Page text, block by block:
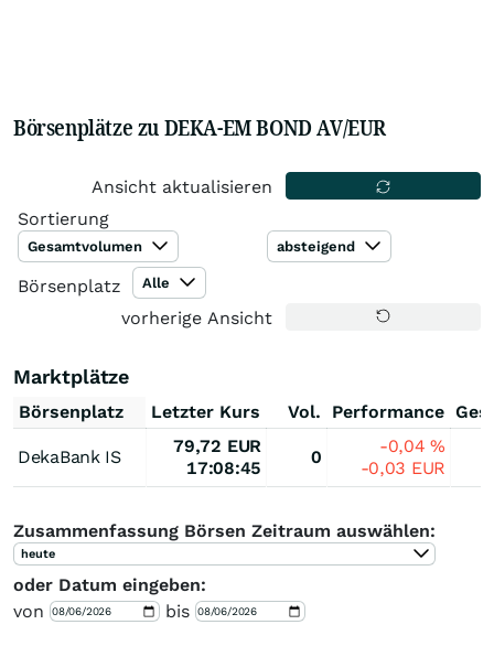
Börsenplätze zu DEKA-EM BOND AV/EUR
Ansicht aktualisieren
Sortierung
Gesamtvolumen absteigend
Börsenplatz Alle
vorherige Ansicht
Marktplätze
Börsenplatz Letzter Kurs Vol. Performance
DekaBank IS
79,72 EUR
17:08:45
0
-0,04%
-0,03 EUR
Zusammenfassung Börsen Zeitraum auswählen:
heute
oder Datum eingeben:
von
bis